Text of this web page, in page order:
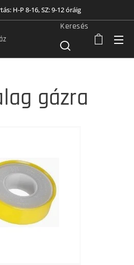
H-P 8-16, SZ: 9-12 óráig
Keresés
gázra